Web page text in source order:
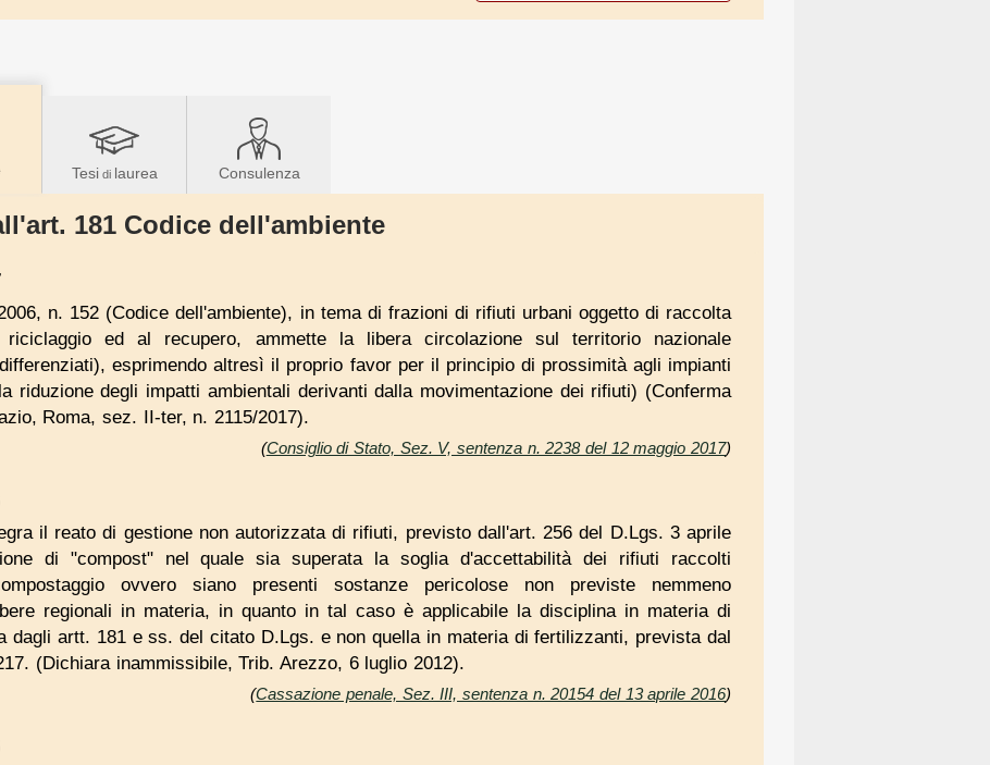
Tesidi laurea Consulenza
181 Codice dell'ambiente
n. 152 (Codice dell'ambiente), in tema di frazioni di rifiuti urbani oggetto di raccolta
riciclaggio ed al recupero, ammette la libera circolazione sul territorio nazionale
esprimendo altresì il proprio favor per il principio di prossimità agli impianti
riduzione degli impatti ambientali derivanti dalla movimentazione dei rifiuti) (Conferma
Roma, sez. II-ter, n. 2115/2017).
(Consiglio di Stato, Sez. V, sentenza n. 2238 del 12 maggio 2017)
il reato di gestione non autorizzata di rifiuti, previsto dall'art. 256 del D.Lgs. 3 aprile
di "compost" nel quale sia superata la soglia d'accettabilità dei rifiuti raccolti
ovvero siano presenti sostanze pericolose non previste nemmeno
regionali in materia, in quanto in tal caso è applicabile la disciplina in materia di
dagli artt. 181 e ss. del citato D.Lgs. e non quella in materia di fertilizzanti, prevista dal
(Dichiara inammissibile, Trib. Arezzo, 6 luglio 2012).
(Cassazione penale, Sez. III, sentenza n. 20154 del 13 aprile 2016)